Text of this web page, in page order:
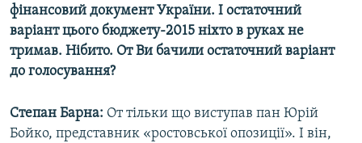
фінансовий документ України. І остаточний
варіант цього бюджету-2015 ніхто в руках не
тримав. Нібито. От Ви бачили остаточний варіант
до голосування?
Степан Барна: От тільки що виступав пан Юрій
Бойко, представник «ростовської опозиції». І він,